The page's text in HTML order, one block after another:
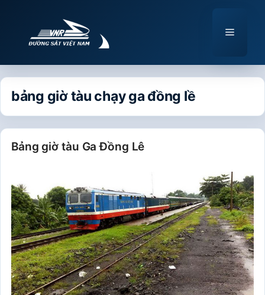
Menu
bảng giờ tàu chạy ga đồng lề
Bảng giờ tàu Ga Đồng Lê